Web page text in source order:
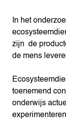
In het
zijn de
de mens
toenemend
onderwijs